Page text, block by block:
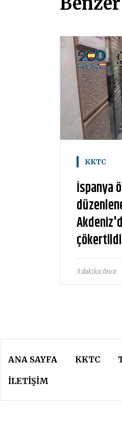
KKTC
İspanya
çökertildi
3 dakika önce
ANA SAYFA KKTC
İLETİŞİM